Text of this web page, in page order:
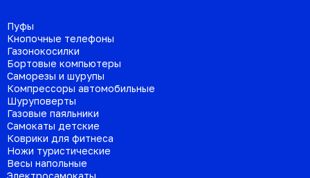
Пуфы
Кнопочные телефоны
Газонокосилки
Бортовые компьютеры
Саморезы и шурупы
Компрессоры автомобильные
Шуруповерты
Газовые паяльники
Самокаты детские
Коврики для фитнеса
Ножи туристические
Весы напольные